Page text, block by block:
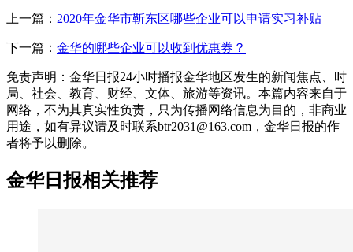
上一篇： 2020年金华市靳东区哪些企业可以申请实习补贴
下一篇： 金华的哪些企业可以收到优惠券？
免责声明：金华日报24小时播报金华地区发生的新闻焦点、时
局、社会、教育、财经、文体、旅游等资讯。本篇内容来自于
网络，不为其真实性负责，只为传播网络信息为目的，非商业
用途，如有异议请及时联系btr2031@163.com，金华日报的作
者将予以删除。
金华日报相关推荐